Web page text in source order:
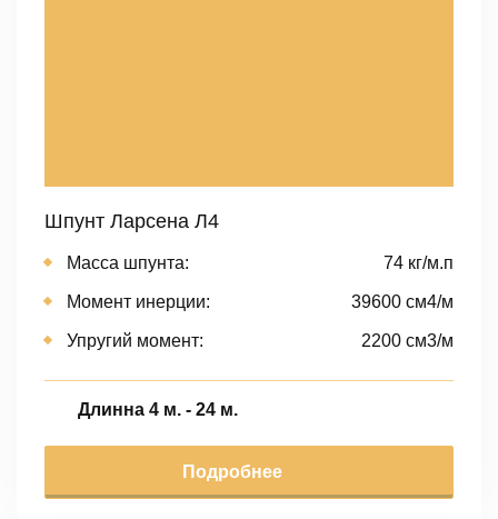
Шпунт Ларсена Л4
Масса шпунта: 74 кг/м.п
Момент инерции: 39600 cм4/м
Упругий момент: 2200 cм3/м
Длинна 4 м. - 24 м.
Подробнее